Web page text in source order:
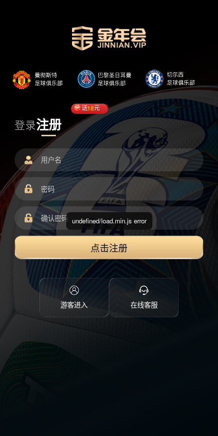
登录注册
送18元
点击注册
游客进入 在线客服
undefined/load.min.js error